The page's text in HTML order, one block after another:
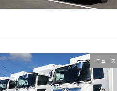
ニュース